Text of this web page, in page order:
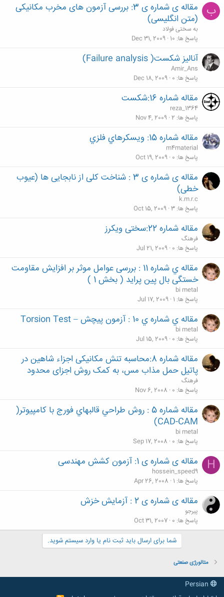
ب
مقاله ی شماره ی 3: بررسی آزمون های مخرب مکانیکی
(متن انگلیسی)
به سختی فولاد
پاسخ ها 10
Dec 31, 2009
آناليز شكست( Failure analysis)
Amir_Ans
پاسخ ها 0
Dec 18, 2009
مقاله شماره 16:شکست
reza_1364
پاسخ ها 2
Nov 4, 2009
مقاله شماره 15: ويسكرهاي فلزي
m4material
پاسخ ها 0
Oct 19, 2009
مقاله ی شماره ی 3 : شناخت کلی از نابجایی ها (عیوب
خطی)
k.m.r.c
پاسخ ها 3
Oct 15, 2009
مقاله شماره 22:سختی ویکرز
فرهنگ
پاسخ ها 0
Jul 21, 2009
مقاله ي شماره 11 : بررسی عوامل موثر بر افزایش مقاومت
خستگی بال پین پراید ( بخش 1 )
bi metal
پاسخ ها 1
Jul 17, 2009
مقاله ي شماره ي 10 : آزمون پیچش – Torsion Test
bi metal
پاسخ ها 0
Jul 15, 2009
مقاله شماره 8:محاسبه تنش مکانیکی اجزاء شاهین در
پاتیل حمل مذاب مس، به کمک روش اجزای محدود
فرهنگ
پاسخ ها 0
Nov 6, 2008
مقاله شماره 5 : روش طراحي قالبهاي فورج با كامپيوتر(
bi metal
پاسخ ها 0
Sep 17, 2008
H مقاله ی شماره ی 1: آزمون کشش مهندسی
hossein_speed9
پاسخ ها 1
Apr 26, 2008
مقاله ی شماره ی 2 : آزمایش خزش
پیرجو
پاسخ ها 0
Oct 31, 2007
شما برای ارسال باید ثبت نام یا وارد سیستم شوید.
متالورژی صنعتی